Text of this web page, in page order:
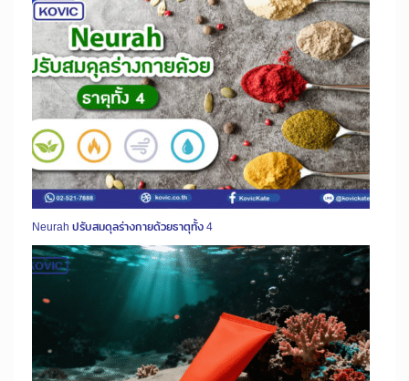
Neurah ปรับสมดุลร่างกายด้วยธาตุทั้ง 4